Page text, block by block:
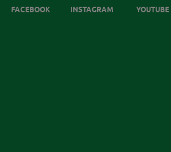
FACEBOOK INSTAGRAM YOUTUBE